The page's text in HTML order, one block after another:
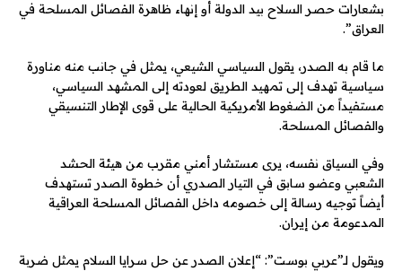
بشعارات حصر السلاح بيد الدولة أو إنهاء ظاهرة الفصائل المسلحة في
العراق”.
ما قام به الصدر، يقول السياسي الشيعي، يمثل في جانب منه مناورة
سياسية تهدف إلى تمهيد الطريق لعودته إلى المشهد السياسي،
مستفيداً من الضغوط الأمريكية الحالية على قوى الإطار التنسيقي
والفصائل المسلحة.
وفي السياق نفسه، يرى مستشار أمني مقرب من هيئة الحشد
الشعبي وعضو سابق في التيار الصدري أن خطوة الصدر تستهدف
أيضاً توجيه رسالة إلى خصومه داخل الفصائل المسلحة العراقية
المدعومة من إيران.
ويقول لـ”عربي بوست”: “إعلان الصدر عن حل سرايا السلام يمثل ضربة